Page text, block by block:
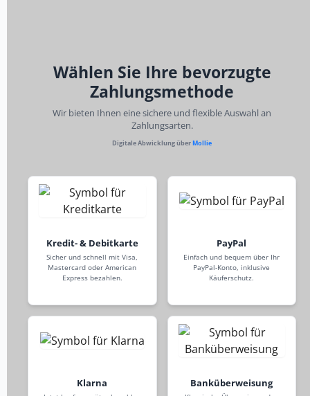
Wählen Sie Ihre bevorzugte
Zahlungsmethode
Wir bieten Ihnen eine sichere und flexible Auswahl an
Zahlungsarten.
Digitale Abwicklung überMollie
Kredit- & Debitkarte
Sicher und schnell mit Visa,
Mastercard oder American
Express bezahlen.
PayPal
Einfach und bequem über Ihr
PayPal-Konto, inklusive
Käuferschutz.
Klarna Banküberweisung